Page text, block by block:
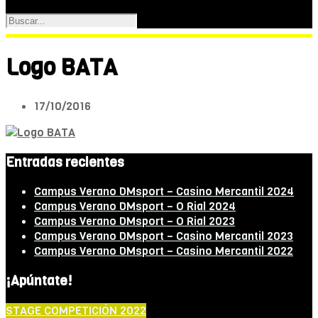
Logo BATA
17/10/2016
Entradas recientes
Campus Verano DMsport – Casino Mercantil 2024
Campus Verano DMsport – O Rial 2024
Campus Verano DMsport – O Rial 2023
Campus Verano DMsport – Casino Mercantil 2023
Campus Verano DMsport – Casino Mercantil 2022
¡Apúntate!
STAGE COMPETICIÓN 2022